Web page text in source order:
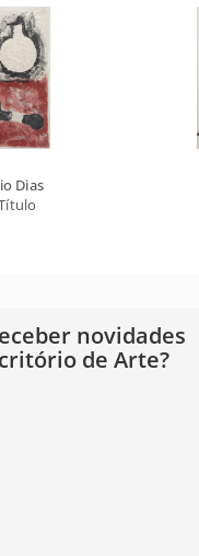
Dias
novidades
de Arte?